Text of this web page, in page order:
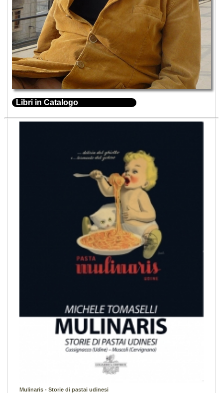
Libri in Catalogo
Mulinaris - Storie di pastai udinesi